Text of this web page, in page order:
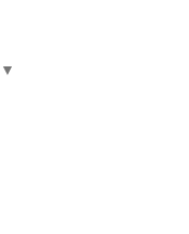
▼